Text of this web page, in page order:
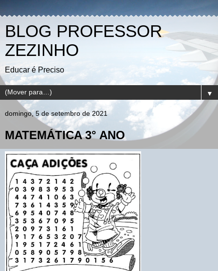
BLOG PROFESSOR
ZEZINHO
Educar é Preciso
▼
domingo, 5 de setembro de 2021
MATEMÁTICA 3° ANO